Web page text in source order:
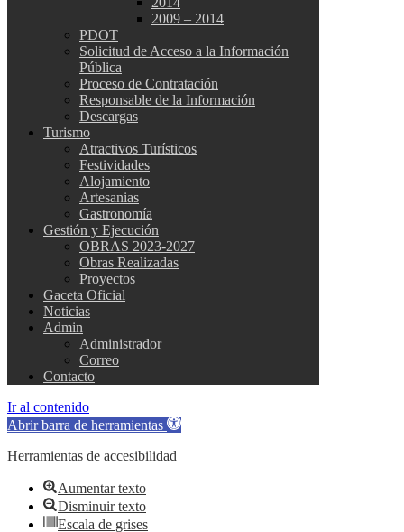
2009 – 2014
PDOT
Solicitud de Acceso a la Información
Pública
Proceso de Contratación
Responsable de la Información
Descargas
Turismo
Atractivos Turísticos
Festividades
Alojamiento
Artesanias
Gastronomía
Gestión y Ejecución
OBRAS 2023-2027
Obras Realizadas
Proyectos
Gaceta Oficial
Noticias
Admin
Administrador
Correo
Contacto
Ir al contenido
Abrir barra de herramientas
Herramientas de accesibilidad
Aumentar texto
Disminuir texto
Escala de grises